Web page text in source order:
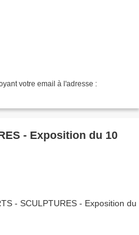
votre email à l'adresse :
- Exposition du 10